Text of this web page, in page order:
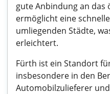
gute Anbindung an
ermöglicht eine
umliegenden Städte,
erleichtert.
Fürth ist ein Standort
insbesondere in den
Automobilzulieferer